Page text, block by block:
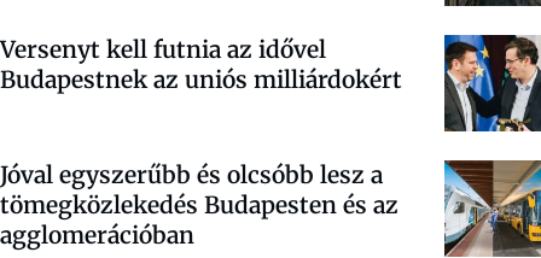
Versenyt kell futnia az idővel
Budapestnek az uniós milliárdokért
Jóval egyszerűbb és olcsóbb lesz a
tömegközlekedés Budapesten és az
agglomerációban